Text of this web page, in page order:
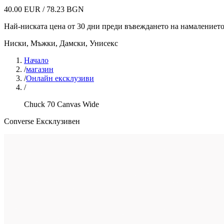
40.00 EUR / 78.23 BGN
Най-ниската цена от 30 дни преди въвеждането на намалението
Ниски, Мъжки, Дамски, Унисекс
Начало
/магазин
/Онлайн ексклузиви
/
Chuck 70 Canvas Wide
Converse Ексклузивен